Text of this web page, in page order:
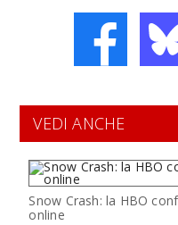
VEDI ANCHE
Snow Crash: la HBO
online